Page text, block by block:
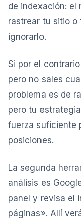
de indexación: el
rastrear tu sitio o
ignorarlo.
Si por el
pero no sales
problema es de
pero tu
fuerza suficiente
posiciones.
La segunda
análisis es
panel y revisa el
páginas». Allí